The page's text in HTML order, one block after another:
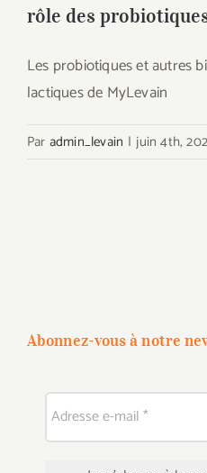
rôle des
Les probiotiques et autres
lactiques de MyLevain
Par admin_levain | juin 4th,
Abonnez-vous à notre